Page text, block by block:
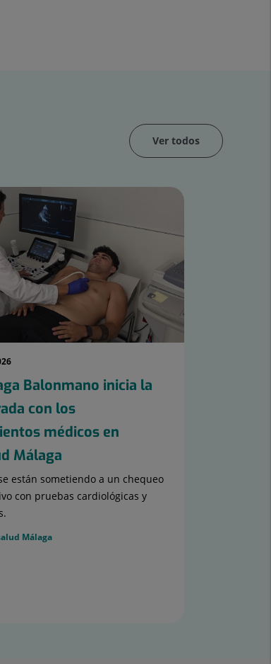
Balonmano inicia la
con los
médicos en
Málaga
están sometiendo a un chequeo
con pruebas cardiológicas y
Málaga
Ver todos